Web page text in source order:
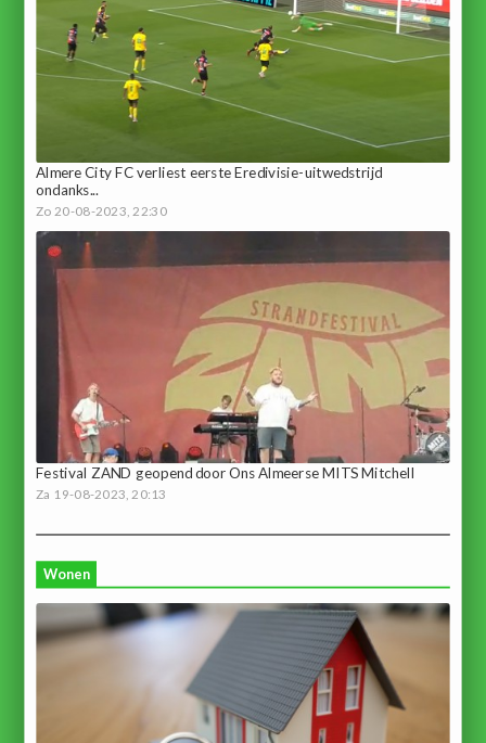
Almere City FC verliest eerste Eredivisie-uitwedstrijd
ondanks...
Zo 20-08-2023, 22:30
Festival ZAND geopend door Ons Almeerse MITS Mitchell
Za 19-08-2023, 20:13
Wonen